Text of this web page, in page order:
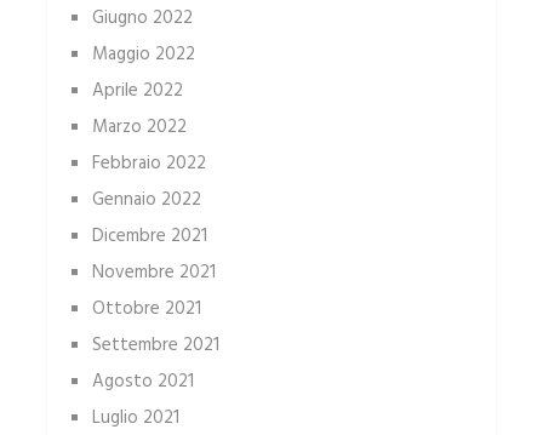
Giugno 2022
Maggio 2022
Aprile 2022
Marzo 2022
Febbraio 2022
Gennaio 2022
Dicembre 2021
Novembre 2021
Ottobre 2021
Settembre 2021
Agosto 2021
Luglio 2021